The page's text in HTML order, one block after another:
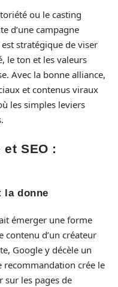
ou le casting
d’une campagne
stratégique de viser
le ton et les valeurs
Avec la bonne alliance,
et contenus viraux
les simples leviers
SEO :
la donne
émerger une forme
d’un créateur
Google y décèle un
recommandation crée le
les pages de